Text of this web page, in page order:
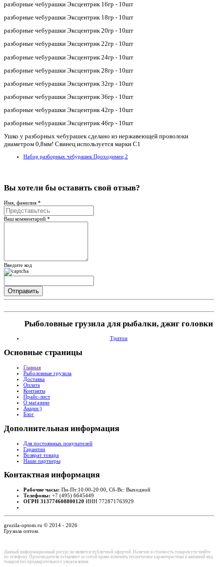
разборные чебурашки Эксцентрик 16гр - 10шт
разборные чебурашки Эксцентрик 18гр - 10шт
разборные чебурашки Эксцентрик 20гр - 10шт
разборные чебурашки Эксцентрик 22гр - 10шт
разборные чебурашки Эксцентрик 24гр - 10шт
разборные чебурашки Эксцентрик 28гр - 10шт
разборные чебурашки Эксцентрик 32гр - 10шт
разборные чебурашки Эксцентрик 36гр - 10шт
разборные чебурашки Эксцентрик 42гр - 10шт
разборные чебурашки Эксцентрик 46гр - 10шт
Ушко у разборных чебурашек сделано из нержавеющей проволоки
диаметром 0,8мм! Свинец используется марки С1
Набор разборных чебурашек Проходимец 2
Вы хотели бы оставить свой отзыв?
Имя, фамилия *
Ваш комментарий *
Введите код
Рыболовные грузила для рыбалки, джиг головки
Тритон
Основные страницы
Главная
Рыболовные грузила
Доставка
Оплата
Контакты
Прайс-лист
О магазине
Акции:)
Блог
Дополнительная информация
Для постоянных покупателей
Гарантии
Возврат товара
Наши партнеры
Контактная информация
Рабочие часы: Пн-Пт:10:00-20:00, Сб-Вс: Выходной
Телефоны: +7 (495) 6645449
ОГРН 313774608800120 ИНН 772871763929
gruzila-optom.ru © 2014 - 2026
Грузила оптом.
Данный информационный ресурс не является публичной офертой. Наличие и стоимость товаров уточняйте
по телефону. Производители оставляют за собой право изменять технические характеристики и внешний вид
товаров без предварительного уведомления.